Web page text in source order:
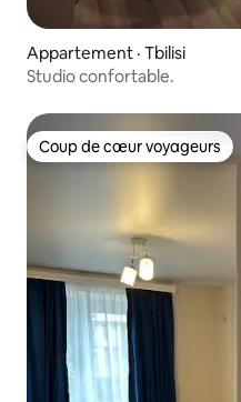
Appartement · Tbilisi
Studio confortable.
Coup de cœur voyageurs
Coup de cœur voyageurs